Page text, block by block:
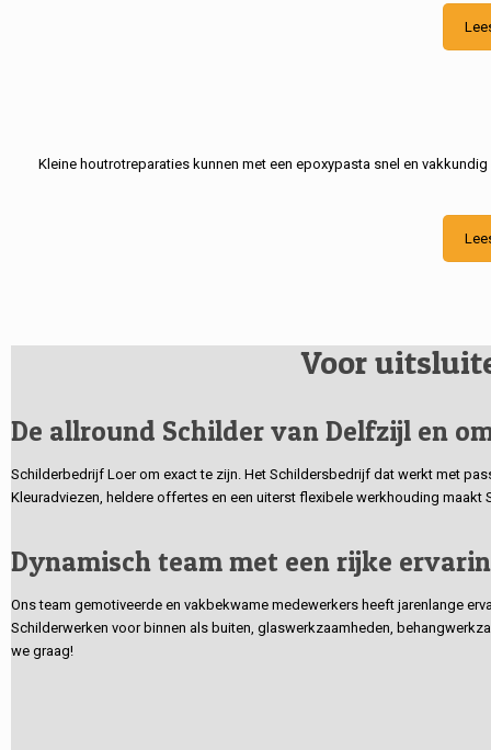
Kleine houtrotreparaties kunnen met een epoxypasta snel en
Voor
De allround Schilder van Delfzijl en
Schilderbedrijf Loer om exact te zijn. Het Schildersbedrijf dat werkt met
Kleuradviezen, heldere offertes en een uiterst flexibele werkhouding
Dynamisch team met een rijke
Ons team gemotiveerde en vakbekwame medewerkers heeft jarenlange
Schilderwerken voor binnen als buiten, glaswerkzaamheden,
we graag!